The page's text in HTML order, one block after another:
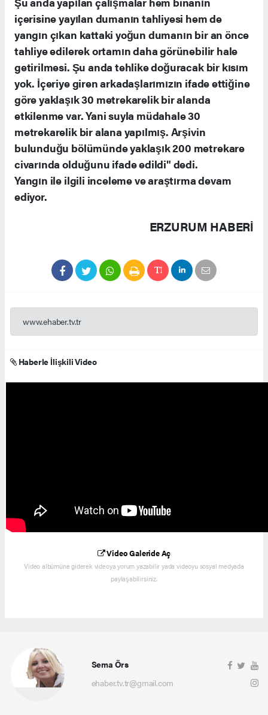
içerisine yayılan dumanın tahliyesi hem de
yangın çıkan kattaki yoğun dumanın bir an önce
tahliye edilerek ortamın daha görünebilir hale
getirilmesi. Şu anda tehlike doğuracak bir kısım
yok. İçeriye giren arkadaşlarımızın ifade ettiğine
göre yaklaşık 30 metrekarelik bir alanda
etkilenme var. Yani suyla müdahale 30
metrekarelik bir alana yapılmış. Arşivin
bulunduğu bölümünde yaklaşık 200 metrekare
civarında olduğunu ifade edildi" dedi.
Yangın ile ilgili inceleme ve araştırma devam
ediyor.
ERZURUM HABERİ
www.ehaber.tv.tr
Haberle İlişkili Video
Video Galeride Aç
Video albümüne giderek videoya yorum yazabilir yada videoyu sosyal medyada
paylaşabilirsiniz.
Sema Örs
ehaber.tv.tr@gmail.com